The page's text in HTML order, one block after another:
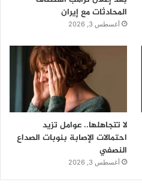
المحادثات مع إيران
أغسطس 3, 2026
لا تتجاهلها.. عوامل تزيد
احتمالات الإصابة بنوبات الصداع
النصفي
أغسطس 3, 2026